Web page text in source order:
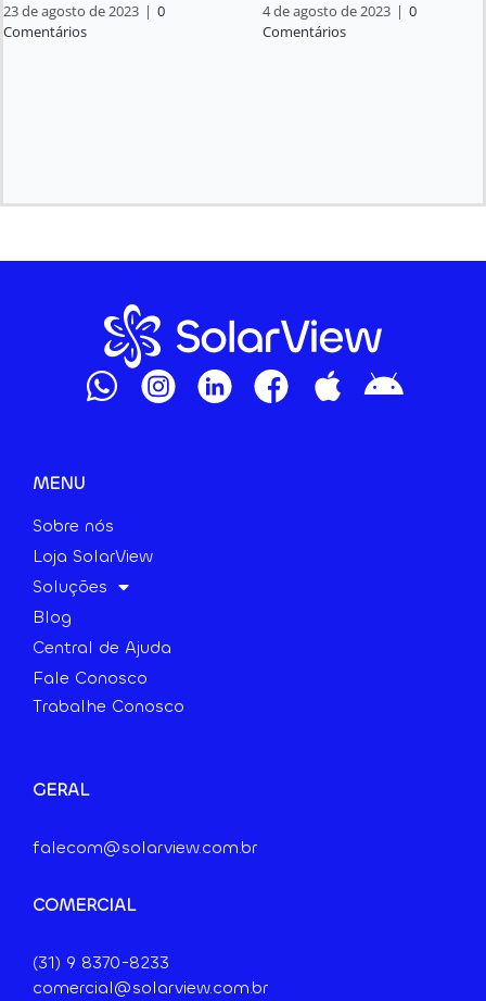
23 de agosto de 2023 | 0
Comentários
4 de agosto de 2023 | 0
Comentários
MENU
Sobre nós
Loja SolarView
Soluções
Blog
Central de Ajuda
Fale Conosco
Trabalhe Conosco
GERAL
falecom@solarview.com.br
COMERCIAL
(31) 9 8370-8233
comercial@solarview.com.br